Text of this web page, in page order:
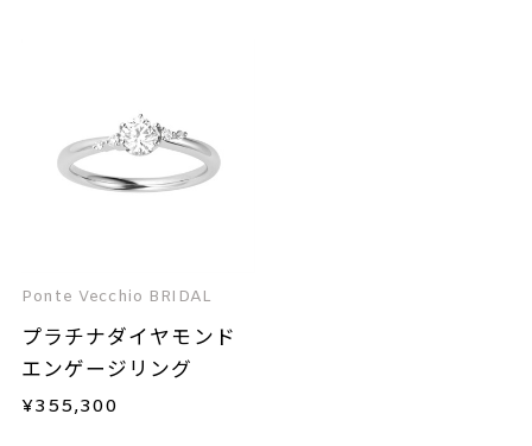
Ponte Vecchio BRIDAL
プラチナダイヤモンド
エンゲージリング
¥355,300